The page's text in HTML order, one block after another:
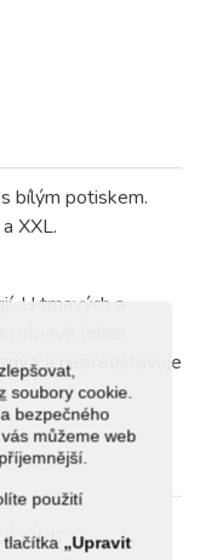
soubory cookie.
bezpečného
můžeme web
použití
tlačítka „Upravit
bílým potiskem.
XXL.
U tmavých a
objevit lehce
a nepředstavuje
LÍBIT